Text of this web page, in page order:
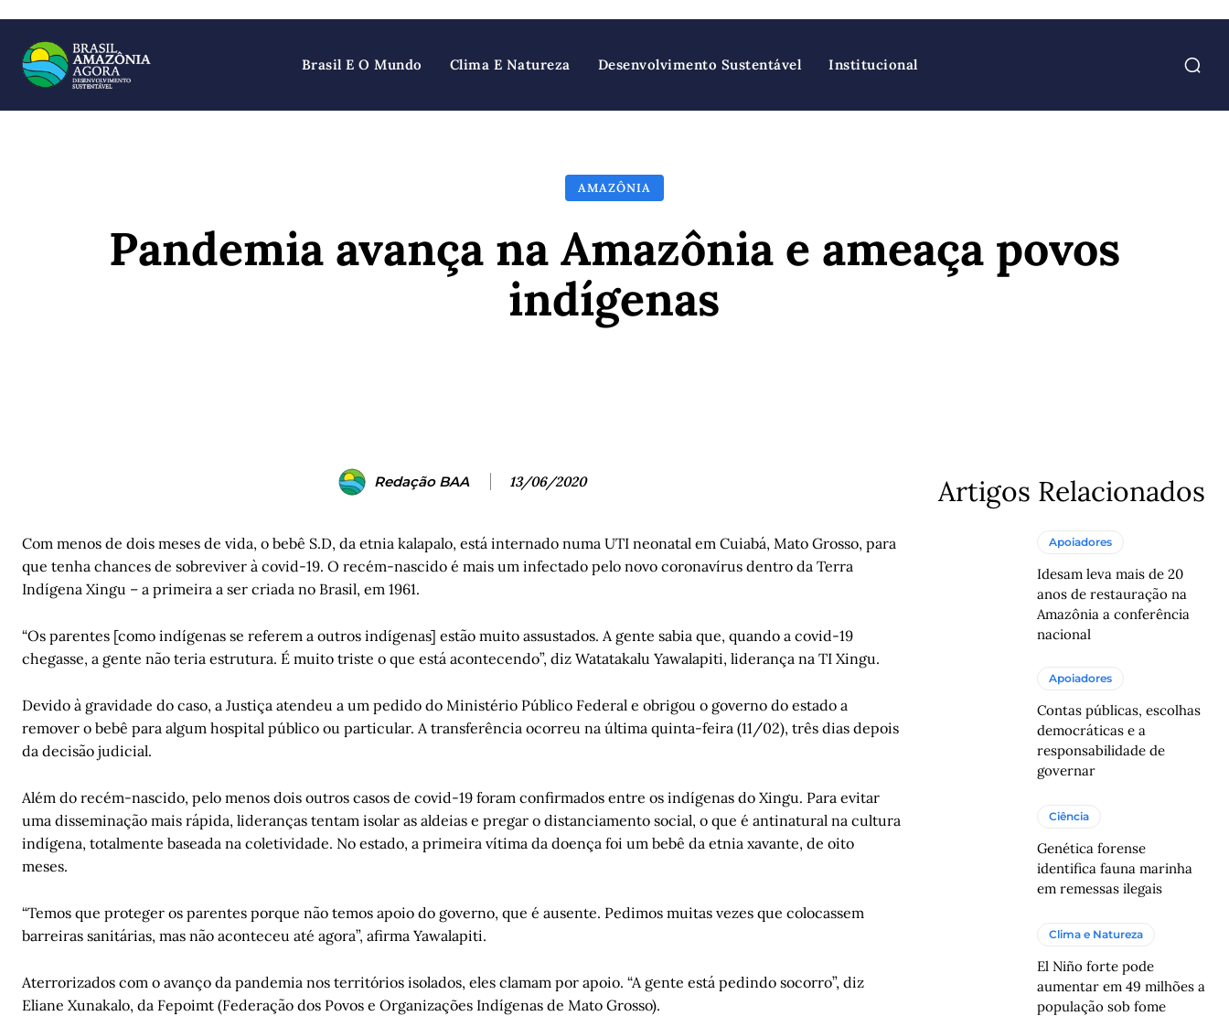
Brasil E O Mundo Clima E Natureza Desenvolvimento Sustentável Institucional
AMAZÔNIA
Pandemia avança na Amazônia e ameaça povos
indígenas
Redação BAA 13/06/2020
Com menos de dois meses de vida, o bebê S.D, da etnia kalapalo, está internado numa UTI neonatal em Cuiabá, Mato Grosso, para
que tenha chances de sobreviver à covid-19. O recém-nascido é mais um infectado pelo novo coronavírus dentro da Terra
Indígena Xingu – a primeira a ser criada no Brasil, em 1961.
“Os parentes [como indígenas se referem a outros indígenas] estão muito assustados. A gente sabia que, quando a covid-19
chegasse, a gente não teria estrutura. É muito triste o que está acontecendo”, diz Watatakalu Yawalapiti, liderança na TI Xingu.
Devido à gravidade do caso, a Justiça atendeu a um pedido do Ministério Público Federal e obrigou o governo do estado a
remover o bebê para algum hospital público ou particular. A transferência ocorreu na última quinta-feira (11/02), três dias depois
da decisão judicial.
Além do recém-nascido, pelo menos dois outros casos de covid-19 foram confirmados entre os indígenas do Xingu. Para evitar
uma disseminação mais rápida, lideranças tentam isolar as aldeias e pregar o distanciamento social, o que é antinatural na cultura
indígena, totalmente baseada na coletividade. No estado, a primeira vítima da doença foi um bebê da etnia xavante, de oito
meses.
“Temos que proteger os parentes porque não temos apoio do governo, que é ausente. Pedimos muitas vezes que colocassem
barreiras sanitárias, mas não aconteceu até agora”, afirma Yawalapiti.
Aterrorizados com o avanço da pandemia nos territórios isolados, eles clamam por apoio. “A gente está pedindo socorro”, diz
Eliane Xunakalo, da Fepoimt (Federação dos Povos e Organizações Indígenas de Mato Grosso).
Artigos Relacionados
Apoiadores
Idesam leva mais de 20
anos de restauração na
Amazônia a conferência
nacional
Apoiadores
Contas públicas, escolhas
democráticas e a
responsabilidade de
governar
Ciência
Genética forense
identifica fauna marinha
em remessas ilegais
Clima e Natureza
El Niño forte pode
aumentar em 49 milhões a
população sob fome